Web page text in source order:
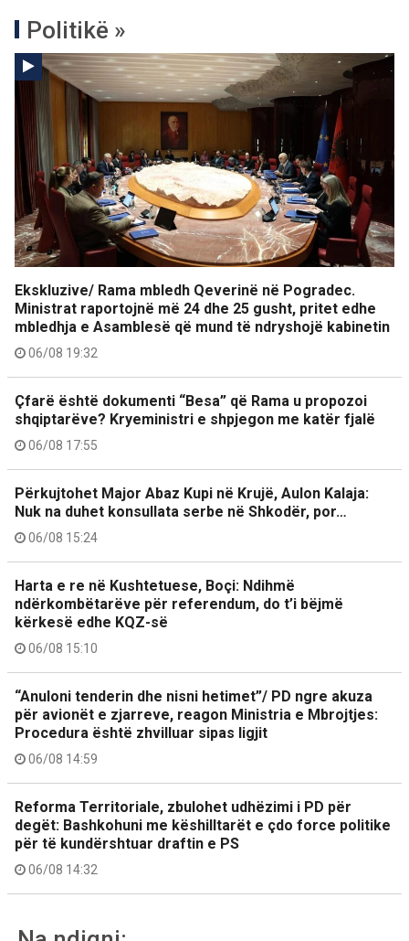
Politikë »
Ekskluzive/ Rama mbledh Qeverinë në Pogradec.
Ministrat raportojnë më 24 dhe 25 gusht, pritet edhe
mbledhja e Asamblesë që mund të ndryshojë kabinetin
06/08 19:32
Çfarë është dokumenti “Besa” që Rama u propozoi
shqiptarëve? Kryeministri e shpjegon me katër fjalë
06/08 17:55
Përkujtohet Major Abaz Kupi në Krujë, Aulon Kalaja:
Nuk na duhet konsullata serbe në Shkodër, por…
06/08 15:24
Harta e re në Kushtetuese, Boçi: Ndihmë
ndërkombëtarëve për referendum, do t’i bëjmë
kërkesë edhe KQZ-së
06/08 15:10
“Anuloni tenderin dhe nisni hetimet”/ PD ngre akuza
për avionët e zjarreve, reagon Ministria e Mbrojtjes:
Procedura është zhvilluar sipas ligjit
06/08 14:59
Reforma Territoriale, zbulohet udhëzimi i PD për
degët: Bashkohuni me këshilltarët e çdo force politike
për të kundërshtuar draftin e PS
06/08 14:32